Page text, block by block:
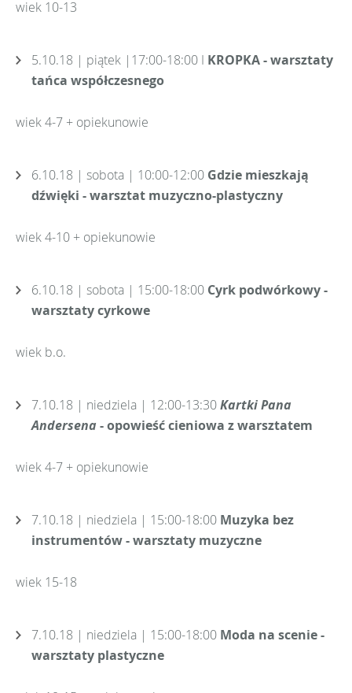
wiek 10-13
5.10.18 | piątek |17:00-18:00 I KROPKA - warsztaty
tańca współczesnego
wiek 4-7 + opiekunowie
6.10.18 | sobota | 10:00-12:00 Gdzie mieszkają
dźwięki - warsztat muzyczno-plastyczny
wiek 4-10 + opiekunowie
6.10.18 | sobota | 15:00-18:00 Cyrk podwórkowy -
warsztaty cyrkowe
wiek b.o.
7.10.18 | niedziela | 12:00-13:30Kartki Pana
Andersena - opowieść cieniowa z warsztatem
wiek 4-7 + opiekunowie
7.10.18 | niedziela | 15:00-18:00 Muzyka bez
instrumentów - warsztaty muzyczne
wiek 15-18
7.10.18 | niedziela | 15:00-18:00 Moda na scenie -
warsztaty plastyczne